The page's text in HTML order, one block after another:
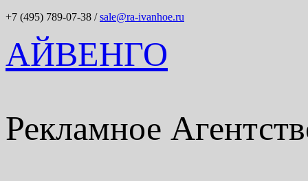
+7 (495) 789-07-38 /sale@ra-ivanhoe.ru
АЙВЕНГО
Рекламное